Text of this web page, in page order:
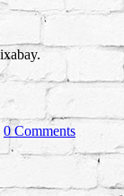
0 Comments